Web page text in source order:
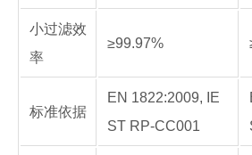
小过滤效
率
≥99.97%
标准依据
EN 1822:2009, IE
ST RP-CC001